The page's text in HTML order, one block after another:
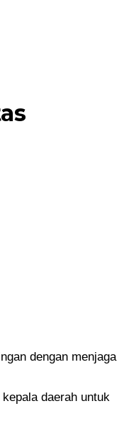
dengan menjaga
daerah untuk